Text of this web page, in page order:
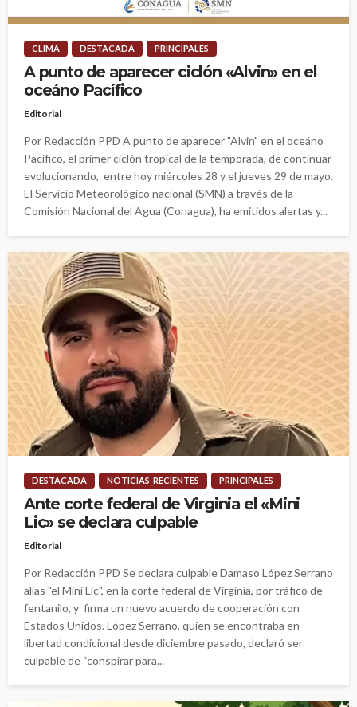
CLIMA DESTACADA PRINCIPALES
A punto de aparecer ciclón «Alvin» en el
oceáno Pacífico
Editorial
Por Redacción PPD A punto de aparecer "Alvin" en el oceáno
Pacífico, el primer ciclón tropical de la temporada, de continuar
evolucionando, entre hoy miércoles 28 y el jueves 29 de mayo.
El Servicio Meteorológico nacional (SMN) a través de la
Comisión Nacional del Agua (Conagua), ha emitidos alertas y...
DESTACADA NOTICIAS_RECIENTES PRINCIPALES
Ante corte federal de Virginia el «Mini
Lic» se declara culpable
Editorial
Por Redacción PPD Se declara culpable Damaso López Serrano
alias "el Mini Lic", en la corte federal de Virginia, por tráfico de
fentanilo, y firma un nuevo acuerdo de cooperación con
Estados Unidos. López Serrano, quien se encontraba en
libertad condicional desde diciembre pasado, declaró ser
culpable de “conspirar para...